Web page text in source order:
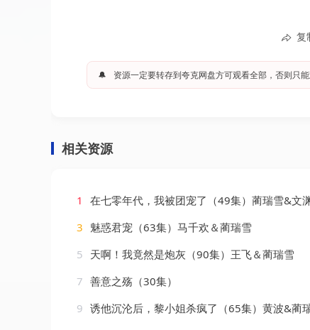
复
🔔 资源一定要转存到夸克网盘方可观看全部，否则只
相关资源
1 在七零年代，我被团宠了（49集）蔺瑞雪&文
3 魅惑君宠（63集）马千欢＆蔺瑞雪
5 天啊！我竟然是炮灰（90集）王飞＆蔺瑞雪
7 善意之殇（30集）
9 诱他沉沦后，黎小姐杀疯了（65集）黄波&蔺